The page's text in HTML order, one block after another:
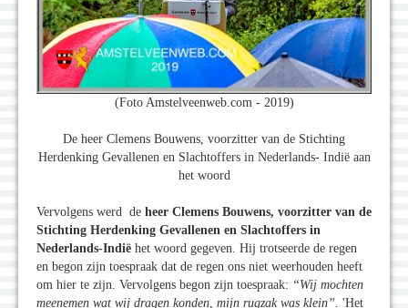
(Foto Amstelveenweb.com - 2019)
De heer Clemens Bouwens, voorzitter van de Stichting
Herdenking Gevallenen en Slachtoffers in Nederlands- Indië aan
het woord
Vervolgens werd de heer Clemens Bouwens, voorzitter van de
Stichting Herdenking Gevallenen en Slachtoffers in
Nederlands-Indië het woord gegeven. Hij trotseerde de regen
en begon zijn toespraak dat de regen ons niet weerhouden heeft
om hier te zijn. Vervolgens begon zijn toespraak: ‘‘Wij mochten
meenemen wat wij dragen konden, mijn rugzak was klein’’. 'Het